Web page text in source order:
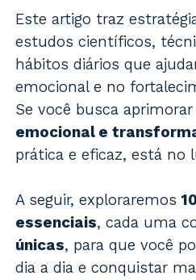
Este artigo traz
estudos científicos,
hábitos diários que
emocional e no
Se você busca
emocional e
prática e eficaz, está no
A seguir, exploraremos
essenciais, cada uma
únicas, para que você
dia a dia e conquistar